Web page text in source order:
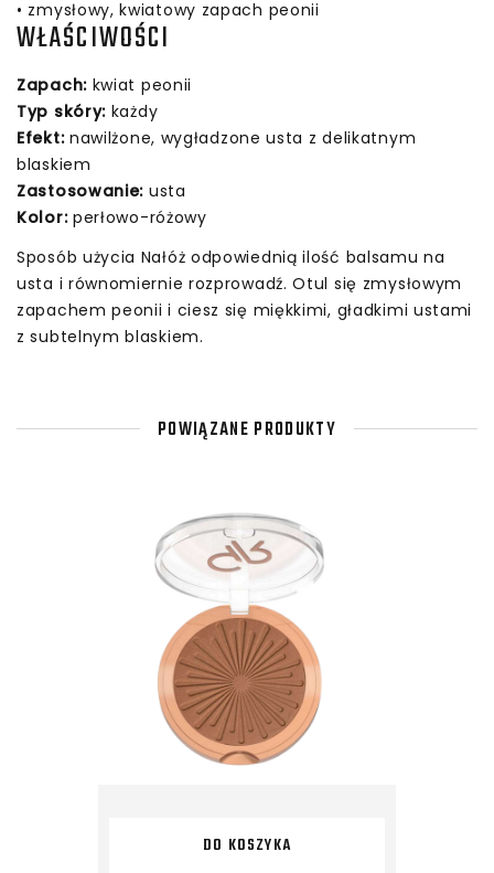
• zmysłowy, kwiatowy zapach peonii
WŁAŚCIWOŚCI
Zapach:kwiat peonii
Typ skóry: każdy
Efekt:nawilżone, wygładzone usta z delikatnym
blaskiem
Zastosowanie: usta
Kolor:perłowo-różowy
Sposób użycia Nałóż odpowiednią ilość balsamu na
usta i równomiernie rozprowadź. Otul się zmysłowym
zapachem peonii i ciesz się miękkimi, gładkimi ustami
z subtelnym blaskiem.
POWIĄZANE PRODUKTY
DO KOSZYKA